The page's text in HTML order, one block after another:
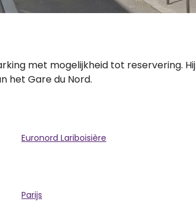
met mogelijkheid tot reservering. Hij
het Gare du Nord.
Euronord Lariboisière
Parijs